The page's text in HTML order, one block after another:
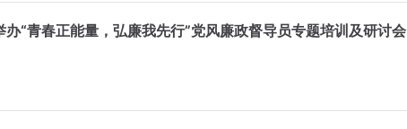
“青春正能量，弘廉我先行”党风廉政督导员专题培训及研讨会